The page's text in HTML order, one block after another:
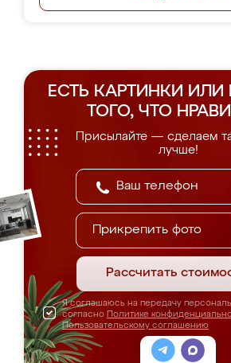
ЕСТЬ КАРТИНКИ ИЛИ
ТОГО, ЧТО
Присылайте — сделаем
лучше!
Прикрепить фото
Рассчитать
Я соглашаюсь на передачу
согласно Политике
Пользовательскому соглашению